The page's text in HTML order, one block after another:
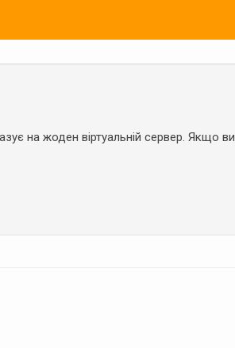
на жоден віртуальній сервер. Якщо ви